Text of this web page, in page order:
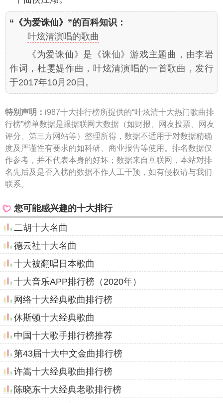
“《为爱诛仙》”的百科知识：
叶炫清演唱的歌曲
《为爱诛仙》是《诛仙》游戏主题曲，由李岩
作词，杜雯媞作曲，叶炫清演唱的一首歌曲，发行
于2017年10月20日。
特别声明： i987十大排行榜所提供的“叶炫清十大热门歌曲排
行榜”榜单数据是跟据联网大数据（如财报、网友投票、网友
评分、第三方网站等）整理所得，数据不适用于对数据精确
度及严谨性有要求的如科研、商业报告等使用。排名数据仅
作参考，并不代表本身的好坏；数据来自互联网，本站对排
名先后及是否入榜的数据不作人工干预，如有侵权请与我们
联系。
您可能感兴趣的十大排行
二胡十大名曲
德云社十大名曲
十大被翻唱日本歌曲
十大音乐APP排行榜（2020年）
网络十大经典歌曲排行榜
休斯顿十大经典歌曲
中国十大歌手排行榜推荐
第43届十大中文金曲排行榜
许嵩十大经典歌曲排行榜
陈晓东十大经典老歌排行榜